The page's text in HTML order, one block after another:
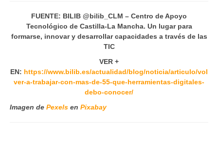
FUENTE: BILIB @bilib_CLM – Centro de Apoyo
Tecnológico de Castilla-La Mancha. Un lugar para
formarse, innovar y desarrollar capacidades a través de las
TIC
VER +
EN: https://www.bilib.es/actualidad/blog/noticia/articulo/vol
ver-a-trabajar-con-mas-de-55-que-herramientas-digitales-
debo-conocer/
Imagen de Pexels en Pixabay